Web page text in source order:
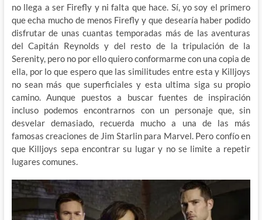
no llega a ser Firefly y ni falta que hace. Sí, yo soy el primero
que echa mucho de menos Firefly y que desearía haber podido
disfrutar de unas cuantas temporadas más de las aventuras
del Capitán Reynolds y del resto de la tripulación de la
Serenity, pero no por ello quiero conformarme con una copia de
ella, por lo que espero que las similitudes entre esta y Killjoys
no sean más que superficiales y esta ultima siga su propio
camino. Aunque puestos a buscar fuentes de inspiración
incluso podemos encontrarnos con un personaje que, sin
desvelar demasiado, recuerda mucho a una de las más
famosas creaciones de Jim Starlin para Marvel. Pero confío en
que Killjoys sepa encontrar su lugar y no se limite a repetir
lugares comunes.